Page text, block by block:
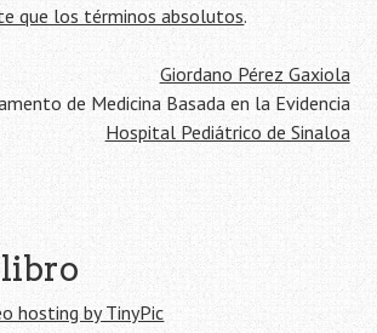
que los términos absolutos.
Giordano Pérez Gaxiola
de Medicina Basada en la Evidencia
Hospital Pediátrico de Sinaloa